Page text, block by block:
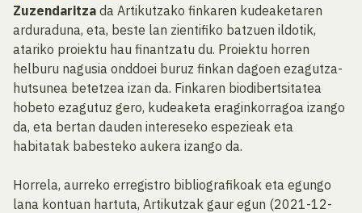
Zuzendaritza da Artikutzako finkaren kudeaketaren
arduraduna, eta, beste lan zientifiko batzuen ildotik,
atariko proiektu hau finantzatu du. Proiektu horren
helburu nagusia onddoei buruz finkan dagoen ezagutza-
hutsunea betetzea izan da. Finkaren biodibertsitatea
hobeto ezagutuz gero, kudeaketa eraginkorragoa izango
da, eta bertan dauden intereseko espezieak eta
habitatak babesteko aukera izango da.
Horrela, aurreko erregistro bibliografikoak eta egungo
lana kontuan hartuta, Artikutzak gaur egun (2021-12-